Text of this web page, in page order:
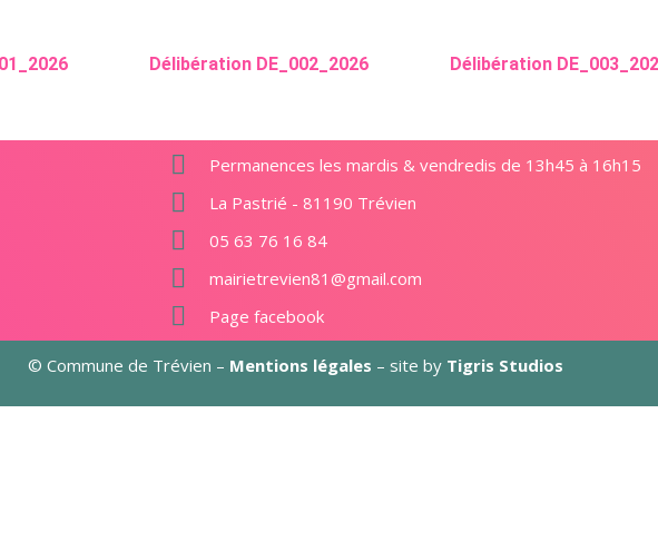
Délibération DE_002_2026 Délibération
Permanences les mardis & vendredis de 13h45 à 16h15
La Pastrié - 81190 Trévien
05 63 76 16 84
mairietrevien81@gmail.com
Page facebook
© Commune de Trévien – Mentions légales – site by Tigris Studios